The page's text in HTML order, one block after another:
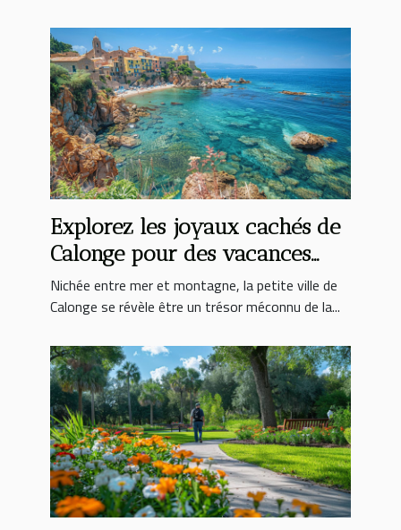
Explorez les joyaux cachés de
Calonge pour des vacances
inoubliables
Nichée entre mer et montagne, la petite ville de
Calonge se révèle être un trésor méconnu de la...